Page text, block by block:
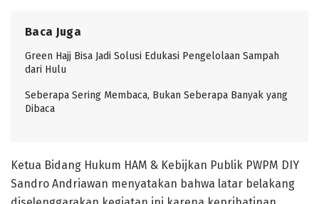
Baca Juga
Green Hajj Bisa Jadi Solusi Edukasi Pengelolaan Sampah
dari Hulu
Seberapa Sering Membaca, Bukan Seberapa Banyak yang
Dibaca
Ketua Bidang Hukum HAM & Kebijkan Publik PWPM DIY
Sandro Andriawan menyatakan bahwa latar belakang